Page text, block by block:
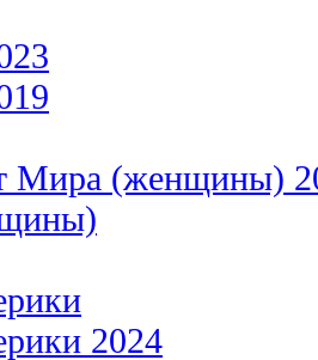
Мира (женщины)
2024